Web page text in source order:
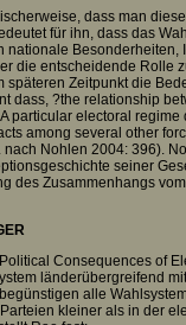
dass man
für ihn, dass das
nationale Besonderheiten,
die entscheidende Rolle
späteren Zeitpunkt die
dass, ?the relationship
particular electoral
among several other
Nohlen 2004: 396).
seiner
des Zusammenhangs
Consequences of
länderübergreifend
alle
kleiner als in der